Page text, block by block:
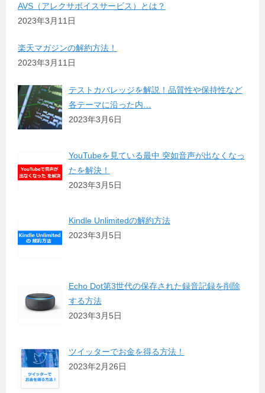
AVS（アレクサボイスサービス）とは？
2023年3月11日
楽天マガジンの解約方法！
2023年3月11日
テストカバレッジを解説！品質性や保持性など
各テーマに沿った内…
2023年3月6日
YouTubeを見ている最中 突如音声が出なくなっ
たを解決！
2023年3月5日
Kindle Unlimitedの解約方法
2023年3月5日
Echo Dot第3世代の保存された録音記録を削除
する方法
2023年3月5日
ツイッターでお金を得る方法！
2023年2月26日